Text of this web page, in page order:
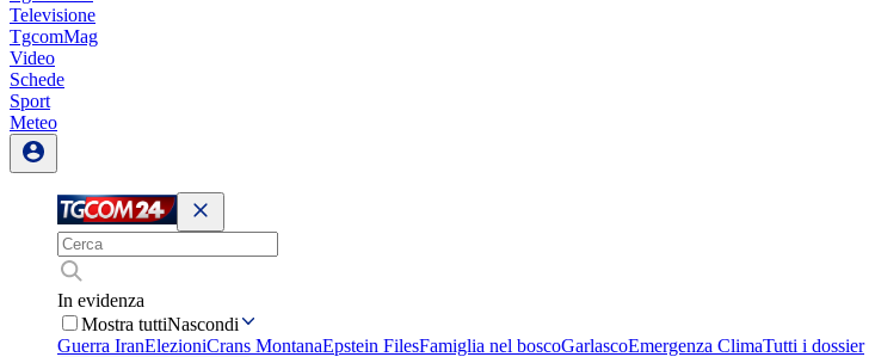
Televisione
TgcomMag
Video
Schede
Sport
Meteo
In evidenza
Mostra tuttiNascondi
Guerra IranElezioniCrans MontanaEpstein FilesFamiglia nel boscoGarlascoEmergenza ClimaTutti i dossier